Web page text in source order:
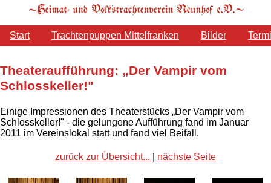
Start Trachtenpuppen Mittelfranken Bilder
Theateraufführung: „Der Vampir vom
Schlosskeller!"
Einige Impressionen des Theaterstücks „Der Vampir vom
Schlosskeller!" - die gelungene Aufführung fand im Januar
2011 im Vereinslokal statt und fand viel Beifall.
zurück zur Übersicht... nächste Seite